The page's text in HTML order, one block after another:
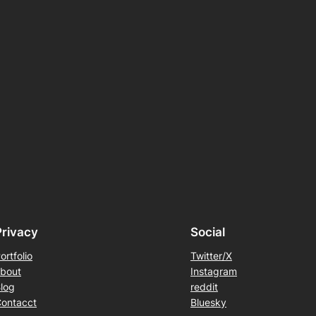
Social
Twitter/X
Instagram
reddit
Bluesky